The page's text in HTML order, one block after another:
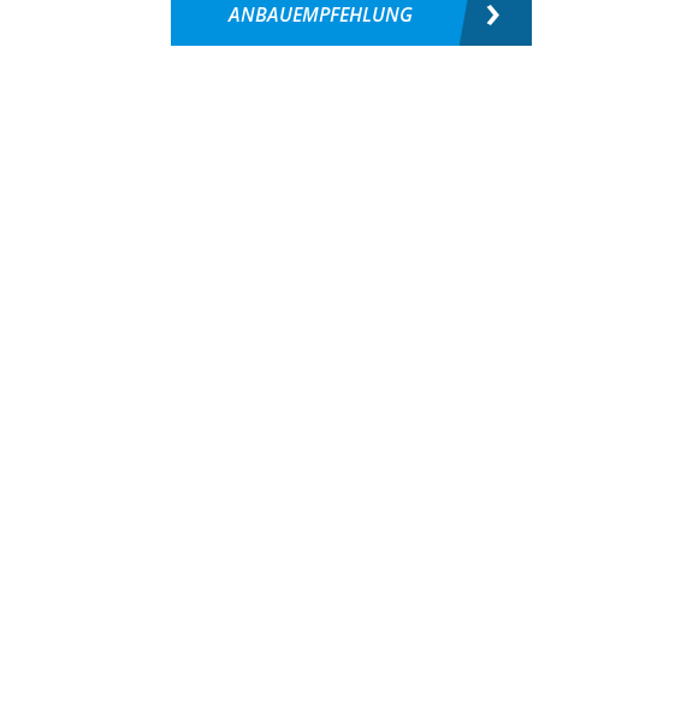
ANBAUEMPFEHLUNG